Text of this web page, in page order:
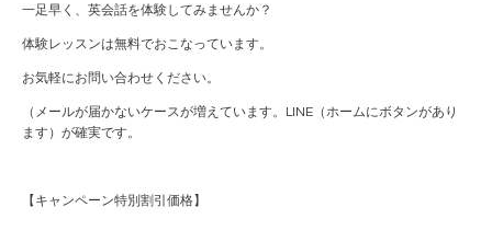
一足早く、英会話を体験してみませんか？
体験レッスンは無料でおこなっています。
お気軽にお問い合わせください。
（メールが届かないケースが増えています。LINE（ホームにボタンがあり
ます）が確実です。
【キャンペーン特別割引価格】